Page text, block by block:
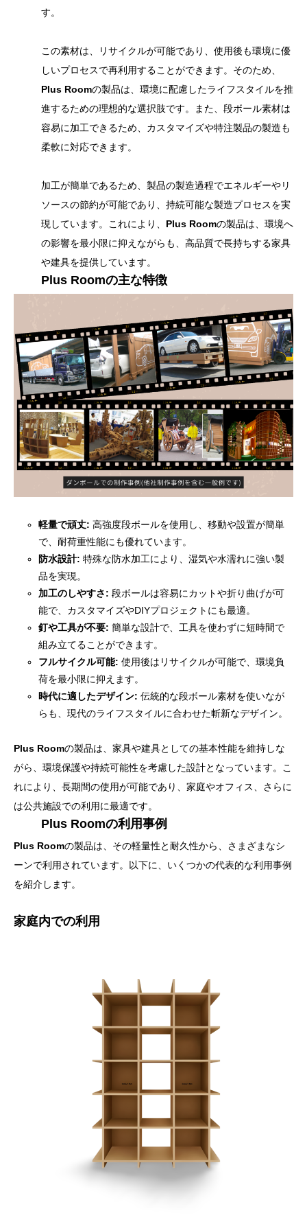
す。
この素材は、リサイクルが可能であり、使用後も環境に優
しいプロセスで再利用することができます。そのため、
Plus Roomの製品は、環境に配慮したライフスタイルを推
進するための理想的な選択肢です。また、段ボール素材は
容易に加工できるため、カスタマイズや特注製品の製造も
柔軟に対応できます。
加工が簡単であるため、製品の製造過程でエネルギーやリ
ソースの節約が可能であり、持続可能な製造プロセスを実
現しています。これにより、 Plus Roomの製品は、環境へ
の影響を最小限に抑えながらも、高品質で長持ちする家具
や建具を提供しています。
Plus Roomの主な特徴
軽量で頑丈: 高強度段ボールを使用し、移動や設置が簡単
で、耐荷重性能にも優れています。
防水設計: 特殊な防水加工により、湿気や水濡れに強い製
品を実現。
加工のしやすさ: 段ボールは容易にカットや折り曲げが可
能で、カスタマイズやDIYプロジェクトにも最適。
釘や工具が不要: 簡単な設計で、工具を使わずに短時間で
組み立てることができます。
フルサイクル可能: 使用後はリサイクルが可能で、環境負
荷を最小限に抑えます。
時代に適したデザイン: 伝統的な段ボール素材を使いなが
らも、現代のライフスタイルに合わせた斬新なデザイン。
Plus Roomの製品は、家具や建具としての基本性能を維持しな
がら、環境保護や持続可能性を考慮した設計となっています。こ
れにより、長期間の使用が可能であり、家庭やオフィス、さらに
は公共施設での利用に最適です。
Plus Roomの利用事例
Plus Roomの製品は、その軽量性と耐久性から、さまざまなシ
ーンで利用されています。以下に、いくつかの代表的な利用事例
を紹介します。
家庭内での利用